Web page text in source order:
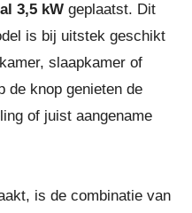
3,5 kW geplaatst. Dit
is bij uitstek geschikt
slaapkamer of
de knop genieten de
of juist aangename
is de combinatie van